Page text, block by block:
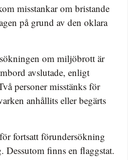
misstankar om bristande
på grund av den oklara
om miljöbrott är
avslutade, enligt
personer misstänks för
anhållits eller begärts
fortsatt förundersökning
Dessutom finns en flaggstat.